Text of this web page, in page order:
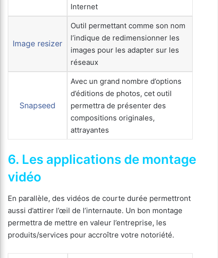
Internet
Image resizer
Outil permettant comme son nom
l’indique de redimensionner les
images pour les adapter sur les
réseaux
Snapseed
Avec un grand nombre d’options
d’éditions de photos, cet outil
permettra de présenter des
compositions originales,
attrayantes
6. Les applications de montage
vidéo
En parallèle, des vidéos de courte durée permettront
aussi d’attirer l’œil de l’internaute. Un bon montage
permettra de mettre en valeur l’entreprise, les
produits/services pour accroître votre notoriété.